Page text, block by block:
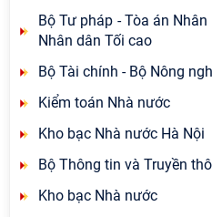
Bộ Tư pháp - Tòa án
Nhân dân Tối cao
Bộ Tài chính - Bộ Nông
Kiểm toán Nhà nước
Kho bạc Nhà nước Hà Nội
Bộ Thông tin và Truyền
Kho bạc Nhà nước